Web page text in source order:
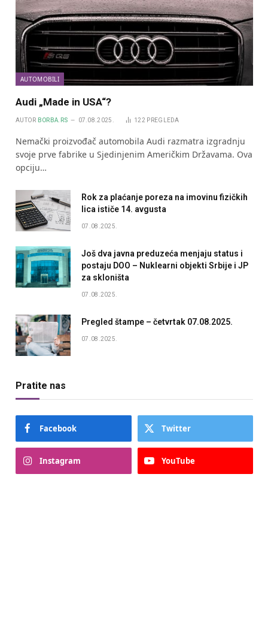
AUTOMOBILI
Audi „Made in USA“?
AUTOR BORBA.RS 07.08.2025. 122 PREGLEDA
Nemački proizvođač automobila Audi razmatra izgradnju
svoje prve fabrike u Sjedinjenim Američkim Državama. Ova
opciju…
Rok za plaćanje poreza na imovinu fizičkih
lica ističe 14. avgusta
07.08.2025.
Još dva javna preduzeća menjaju status i
postaju DOO – Nuklearni objekti Srbije i JP
za skloništa
07.08.2025.
Pregled štampe – četvrtak 07.08.2025.
07.08.2025.
Pratite nas
Facebook Twitter
Instagram YouTube